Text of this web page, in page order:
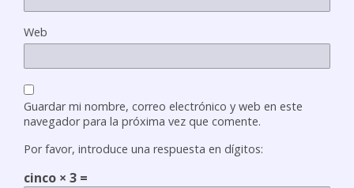
Web
Guardar mi nombre, correo electrónico y web en este
navegador para la próxima vez que comente.
Por favor, introduce una respuesta en dígitos:
cinco × 3 =